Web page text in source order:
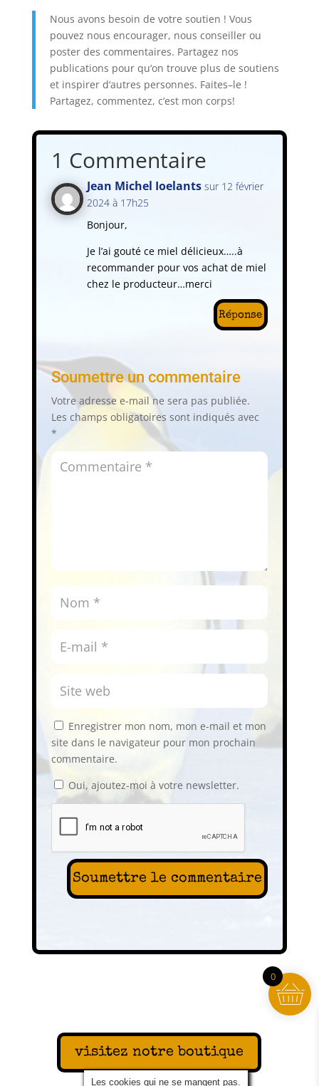
Nous avons besoin de votre soutien ! Vous
pouvez nous encourager, nous conseillerou
posterdes commentaires. Partagez nos
publications pourqu‘on trouve plus de soutiens
etinspirerd‘autres personnes. Faites–le !
Partagez, commentez, c‘estmon corps!
1 Commentaire
Jean Michel Ioelants sur 12 février
2024 à 17h25
Bonjour,
Je l’ai gouté ce miel délicieux…..à
recommander pour vos achat de miel
chez le producteur…merci
Réponse
Soumettre un commentaire
Votre adresse e-mail ne sera pas publiée.
Les champs obligatoires sont indiqués avec
*
Enregistrer mon nom, mon e-mail et mon
site dans le navigateur pour mon prochain
commentaire.
Oui, ajoutez-moi à votre newsletter.
Soumettre le commentaire
visitez notre boutique
Les cookies qui ne se mangent pas.
0